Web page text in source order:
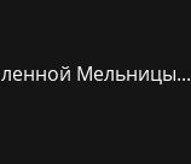
Мельницы...